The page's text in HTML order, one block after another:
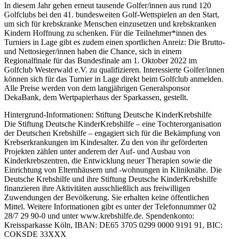
In diesem Jahr gehen erneut tausende Golfer/innen aus rund 120
Golfclubs bei den 41. bundesweiten Golf-Wettspielen an den Start,
um sich für krebskranke Menschen einzusetzen und krebskranken
Kindern Hoffnung zu schenken. Für die Teilnehmer*innen des
Turniers in Lage gibt es zudem einen sportlichen Anreiz: Die Brutto-
und Nettosieger/innen haben die Chance, sich in einem
Regionalfinale für das Bundesfinale am 1. Oktober 2022 im
Golfclub Westerwald e.V. zu qualifizieren. Interessierte Golfer/innen
können sich für das Turnier in Lage direkt beim Golfclub anmelden.
Alle Preise werden von dem langjährigen Generalsponsor
DekaBank, dem Wertpapierhaus der Sparkassen, gestellt.
Hintergrund-Informationen: Stiftung Deutsche KinderKrebshilfe
Die Stiftung Deutsche KinderKrebshilfe – eine Tochterorganisation
der Deutschen Krebshilfe – engagiert sich für die Bekämpfung von
Krebserkrankungen im Kindesalter. Zu den von ihr geförderten
Projekten zählen unter anderem der Auf- und Ausbau von
Kinderkrebszentren, die Entwicklung neuer Therapien sowie die
Einrichtung von Elternhäusern und -wohnungen in Kliniknähe. Die
Deutsche Krebshilfe und ihre Stiftung Deutsche KinderKrebshilfe
finanzieren ihre Aktivitäten ausschließlich aus freiwilligen
Zuwendungen der Bevölkerung. Sie erhalten keine öffentlichen
Mittel. Weitere Informationen gibt es unter der Telefonnummer 02
28/7 29 90-0 und unter www.krebshilfe.de. Spendenkonto:
Kreissparkasse Köln, IBAN: DE65 3705 0299 0000 9191 91, BIC:
COKSDE 33XXX